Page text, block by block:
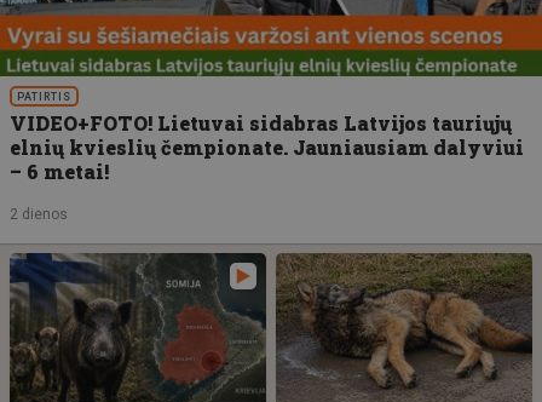
PATIRTIS
VIDEO+FOTO! Lietuvai sidabras Latvijos tauriųjų
elnių kvieslių čempionate. Jauniausiam dalyviui
– 6 metai!
2 dienos